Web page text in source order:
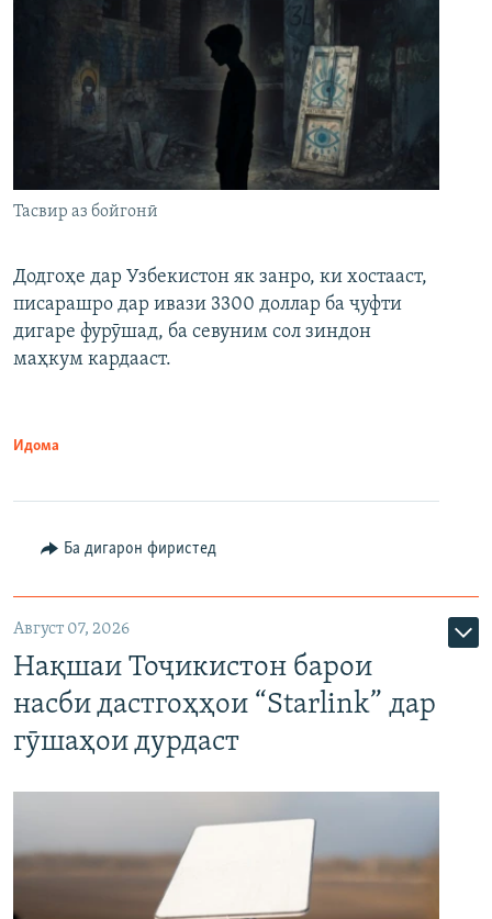
Тасвир аз бойгонӣ
Додгоҳе дар Узбекистон як занро, ки хостааст,
писарашро дар ивази 3300 доллар ба ҷуфти
дигаре фурӯшад, ба севуним сол зиндон
маҳкум кардааст.
Идома
Ба дигарон фиристед
Август 07, 2026
Нақшаи Тоҷикистон барои
насби дастгоҳҳои “Starlink” дар
гӯшаҳои дурдаст